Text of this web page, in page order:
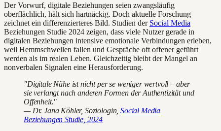
Der Vorwurf, digitale Beziehungen seien zwangsläufig
oberflächlich, hält sich hartnäckig. Doch aktuelle Forschung
zeichnet ein differenzierteres Bild. Studien der Social Media
Beziehungen Studie 2024 zeigen, dass viele Nutzer gerade in
digitalen Beziehungen intensive emotionale Verbindungen erleben,
weil Hemmschwellen fallen und Gespräche oft offener geführt
werden als im realen Leben. Gleichzeitig bleibt der Mangel an
nonverbalen Signalen eine Herausforderung.
"Digitale Nähe ist nicht per se weniger wertvoll – aber
sie verlangt nach anderen Formen der Authentizität und
Offenheit."
— Dr. Jana Köhler, Soziologin,Social Media
Beziehungen Studie, 2024